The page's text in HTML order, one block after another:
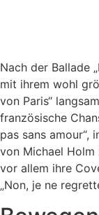
Nach der Ballade
mit ihrem wohl
von Paris“
französische
pas sans amour“,
von Michael
vor allem ihre
„Non, je ne